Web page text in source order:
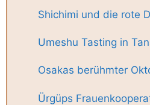
Shichimi und die rote
Umeshu Tasting in
Osakas berühmter
Ürgüps